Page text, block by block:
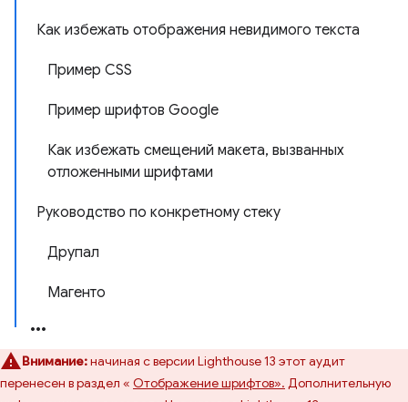
Как избежать отображения невидимого текста
Пример CSS
Пример шрифтов Google
Как избежать смещений макета, вызванных
отложенными шрифтами
Руководство по конкретному стеку
Друпал
Магенто
Внимание:начиная с версии Lighthouse 13 этот аудит
перенесен в раздел « Отображение шрифтов». Дополнительную